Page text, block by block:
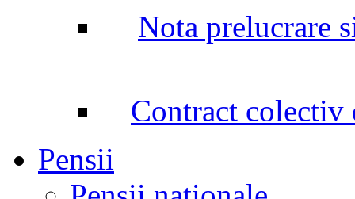
Nota prelucrare
Contract colectiv
Pensii